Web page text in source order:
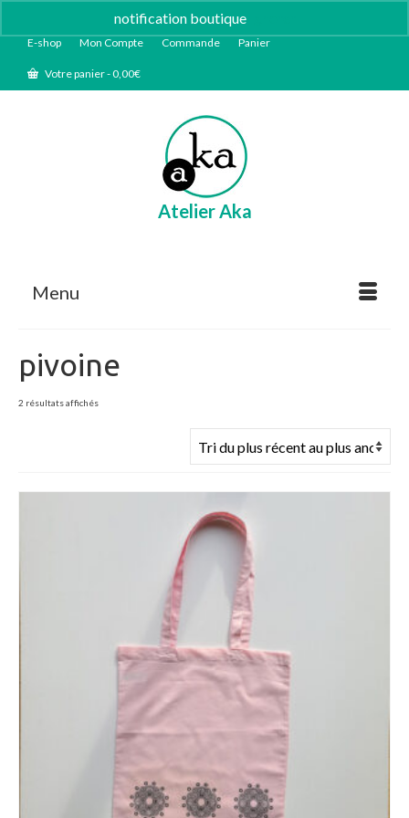
notification boutique
E-shop Mon Compte Commande Panier
Votre panier-0,00€
Atelier Aka
Menu
pivoine
2 résultats affichésTrié